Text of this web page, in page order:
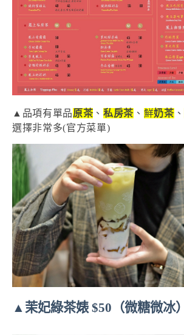
▲品項有單品原茶 、私房茶 、 鮮奶茶 、
選擇非常多(官方菜單)
▲茉妃綠茶婊 $50（微糖微冰）